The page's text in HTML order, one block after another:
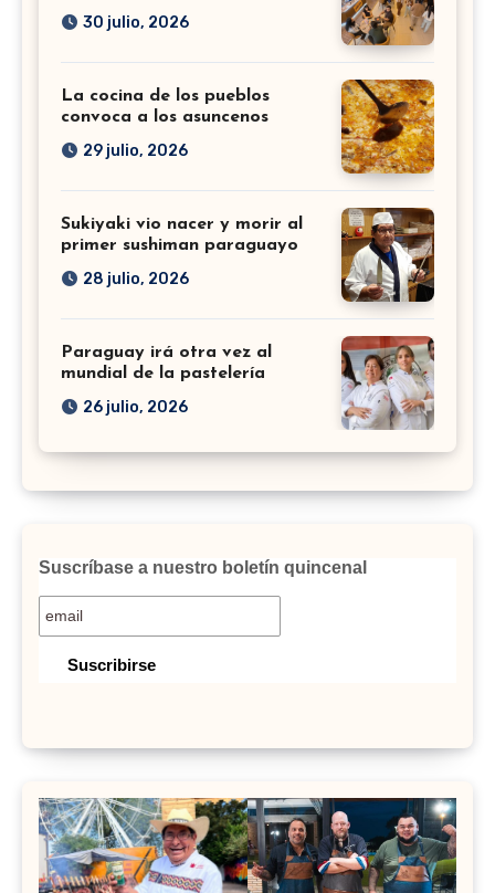
30 julio, 2026
La cocina de los pueblos
convoca a los asuncenos
29 julio, 2026
Sukiyaki vio nacer y morir al
primer sushiman paraguayo
28 julio, 2026
Paraguay irá otra vez al
mundial de la pastelería
26 julio, 2026
Suscríbase a nuestro boletín quincenal